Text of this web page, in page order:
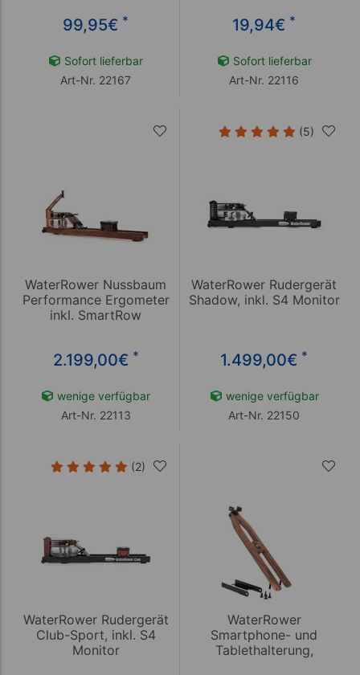
99,95€ *
Sofort lieferbar
Art-Nr. 22167
19,94€ *
Sofort lieferbar
Art-Nr. 22116
WaterRower Nussbaum
Performance Ergometer
inkl. SmartRow
2.199,00€ *
wenige verfügbar
Art-Nr. 22113
(5)
WaterRower Rudergerät
Shadow, inkl. S4 Monitor
1.499,00€ *
wenige verfügbar
Art-Nr. 22150
(2)
WaterRower Rudergerät
Club-Sport, inkl. S4
Monitor
WaterRower
Smartphone- und
Tablethalterung,